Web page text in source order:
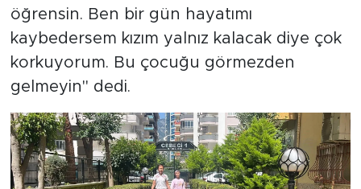
öğrensin. Ben bir gün hayatımı
kaybedersem kızım yalnız kalacak diye çok
korkuyorum. Bu çocuğu görmezden
gelmeyin'' dedi.